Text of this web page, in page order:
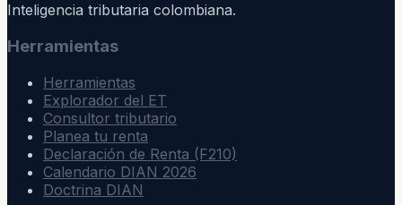
Inteligencia tributaria colombiana.
Herramientas
Herramientas
Explorador del ET
Consultor tributario
Planea tu renta
Declaración de Renta (F210)
Calendario DIAN 2026
Doctrina DIAN